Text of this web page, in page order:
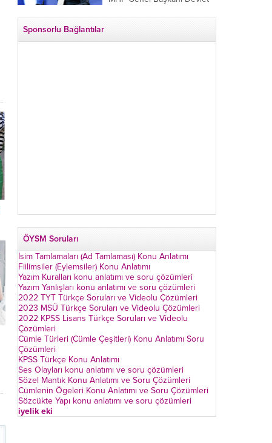
Sponsorlu Bağlantılar
ÖYSM Soruları
İsim Tamlamaları (Ad Tamlaması) Konu Anlatımı
Fiilimsiler (Eylemsiler) Konu Anlatımı
Yazım Kuralları konu anlatımı ve soru çözümleri
Yazım Yanlışları konu anlatımı ve soru çözümleri
2022 TYT Türkçe Soruları ve Videolu Çözümleri
2023 MSÜ Türkçe Soruları ve Videolu Çözümleri
2022 KPSS Lisans Türkçe Soruları ve Videolu
Çözümleri
Cümle Türleri (Cümle Çeşitleri) Konu Anlatımı Soru
Çözümleri
KPSS Türkçe Konu Anlatımı
Ses Olayları konu anlatımı ve soru çözümleri
Sözel Mantık Konu Anlatımı ve Soru Çözümleri
Cümlenin Ögeleri Konu Anlatımı ve Soru Çözümleri
Sözcükte Yapı konu anlatımı ve soru çözümleri
iyelik eki